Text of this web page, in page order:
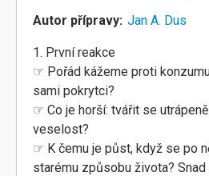
Autor přípravy Jan A. Dus
1. První reakce
☞ Pořád kážeme proti
sami pokrytci?
☞ Co je horší: tvářit se
veselost?
☞ K čemu je půst, když se po
starému způsobu života? Snad